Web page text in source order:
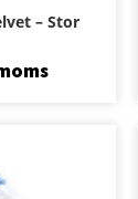
– Stor